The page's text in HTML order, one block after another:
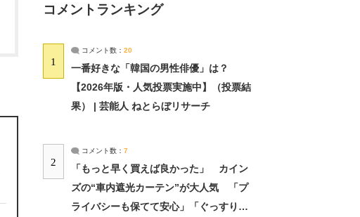
コメントランキング
1
コメント数： 20
一番好きな「韓国の男性俳優」は？
【2026年版・人気投票実施中】（投票結
果） | 芸能人 ねとらぼリサーチ
2
コメント数： 7
「もっと早く買えば良かった」 カイン
ズの“車内遮光カーテン”が大人気 「プ
ライバシーも保てて安心」「ぐっすり眠